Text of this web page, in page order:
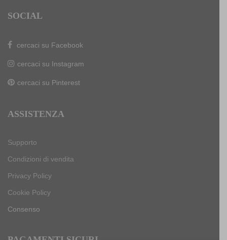
SOCIAL
cercaci su Facebook
cercaci su Instagram
cercaci su Pinterest
ASSISTENZA
Supporto
Condizioni di vendita
Privacy Policy
Cookie Policy
Consenso